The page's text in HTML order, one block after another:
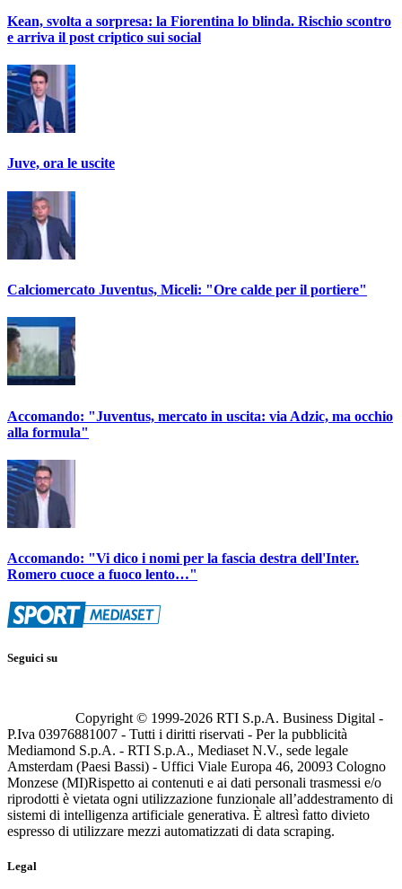
Kean, svolta a sorpresa: la Fiorentina lo blinda. Rischio scontro
e arriva il post criptico sui social
Juve, ora le uscite
Calciomercato Juventus, Miceli: "Ore calde per il portiere"
Accomando: "Juventus, mercato in uscita: via Adzic, ma occhio
alla formula"
Accomando: "Vi dico i nomi per la fascia destra dell'Inter.
Romero cuoce a fuoco lento…"
Seguici su
Copyright © 1999-2026 RTI S.p.A. Business Digital -
P.Iva 03976881007 - Tutti i diritti riservati - Per la pubblicità
Mediamond S.p.A. - RTI S.p.A., Mediaset N.V., sede legale
Amsterdam (Paesi Bassi) - Uffici Viale Europa 46, 20093 Cologno
Monzese (MI)Rispetto ai contenuti e ai dati personali trasmessi e/o
riprodotti è vietata ogni utilizzazione funzionale all’addestramento di
sistemi di intelligenza artificiale generativa. È altresì fatto divieto
espresso di utilizzare mezzi automatizzati di data scraping.
Legal